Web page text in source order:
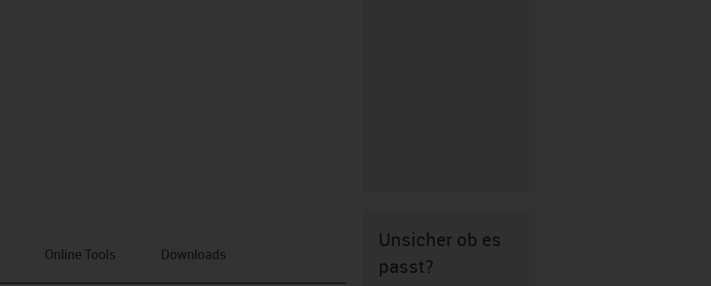
Online Tools Downloads
Unsicher ob es
passt?